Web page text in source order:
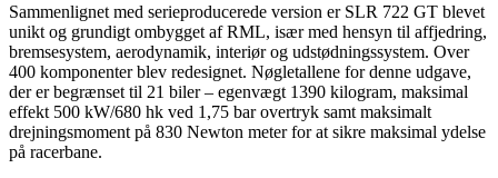
Sammenlignet med serieproducerede version er SLR 722 GT blevet
unikt og grundigt ombygget af RML, især med hensyn til affjedring,
bremsesystem, aerodynamik, interiør og udstødningssystem. Over
400 komponenter blev redesignet. Nøgletallene for denne udgave,
der er begrænset til 21 biler – egenvægt 1390 kilogram, maksimal
effekt 500 kW/680 hk ved 1,75 bar overtryk samt maksimalt
drejningsmoment på 830 Newton meter for at sikre maksimal ydelse
på racerbane.